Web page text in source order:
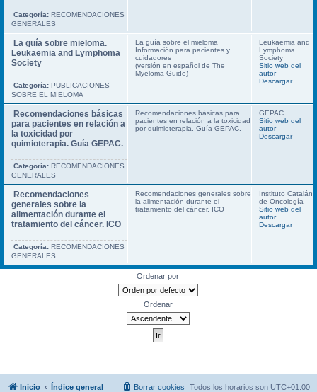
Categoría: RECOMENDACIONES
GENERALES
La guía sobre mieloma.
Leukaemia and Lymphoma
Society
Categoría: PUBLICACIONES
SOBRE EL MIELOMA
La guía sobre el mieloma
Información para pacientes y
cuidadores
(versión en español de The
Myeloma Guide)
Leukaemia and
Lymphoma
Society
Sitio web del
autor
Descargar
Recomendaciones básicas
para pacientes en relación a
la toxicidad por
quimioterapia. Guía GEPAC.
Categoría: RECOMENDACIONES
GENERALES
Recomendaciones básicas para
pacientes en relación a la toxicidad
por quimioterapia. Guía GEPAC.
GEPAC
Sitio web del
autor
Descargar
Recomendaciones
generales sobre la
alimentación durante el
tratamiento del cáncer. ICO
Categoría: RECOMENDACIONES
GENERALES
Recomendaciones generales sobre
la alimentación durante el
tratamiento del cáncer. ICO
Instituto Catalán
de Oncología
Sitio web del
autor
Descargar
Ordenar por
Ordenar
Inicio Índice general Todos los horarios son UTC+01:00
Borrar cookies